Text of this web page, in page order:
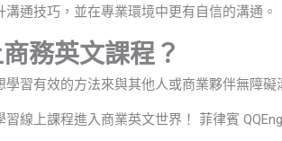
通技巧，並在專業環境中更有自信的溝通。
務英文課程？
習有效的方法來與其他人或商業夥伴無障礙
線上課程進入商業英文世界！ 菲律賓